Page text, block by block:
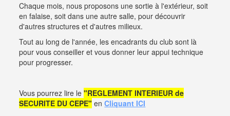
Chaque mois, nous proposons une sortie à l'extérieur, soit
en falaise, soit dans une autre salle, pour découvrir
d'autres structures et d'autres milieux.
Tout au long de l'année, les encadrants du club sont là
pour vous conseiller et vous donner leur appui technique
pour progresser.
Vous pourrez lire le"REGLEMENT INTERIEUR de
SECURITE DU CEPE" en Cliquant ICI